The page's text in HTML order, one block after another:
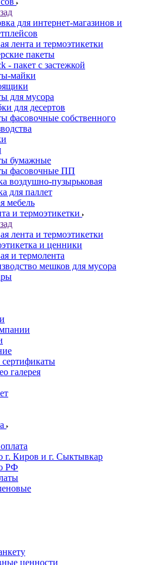
для интернет-магазинов и
лента и термоэтикетки
пакеты
- пакет с застежкой
майки
для мусора
для десертов
фасовочные собственного
бумажные
фасовочные ПП
воздушно-пузырьковая
для паллет
мебель
и термоэтикетки
лента и термоэтикетки
и ценники
и термолента
мешков для мусора
галерея
г. Киров и г. Сыктывкар
РФ
ценности